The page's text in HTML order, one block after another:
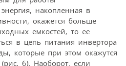
накопленная в
окажется больше
емкостей, то ее
в цепь питания инвертора
которые при этом окажутся
6). Наоборот, если